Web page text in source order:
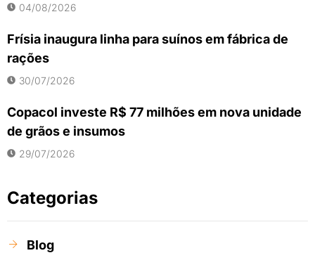
04/08/2026
Frísia inaugura linha para suínos em fábrica de
rações
30/07/2026
Copacol investe R$ 77 milhões em nova unidade
de grãos e insumos
29/07/2026
Categorias
Blog